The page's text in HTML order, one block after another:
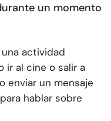
un momento
actividad
ir al cine o salir a
enviar un mensaje
hablar sobre